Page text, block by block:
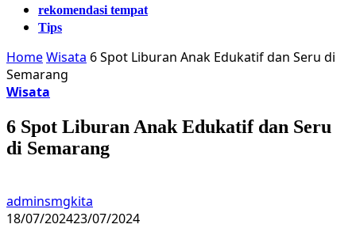
rekomendasi tempat
Tips
HomeWisata 6 Spot Liburan Anak Edukatif dan Seru di
Semarang
Wisata
6 Spot Liburan Anak Edukatif dan Seru
di Semarang
adminsmgkita
18/07/202423/07/2024